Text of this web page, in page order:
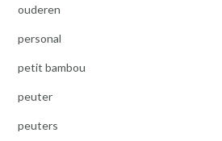
ouderen
personal
petit bambou
peuter
peuters